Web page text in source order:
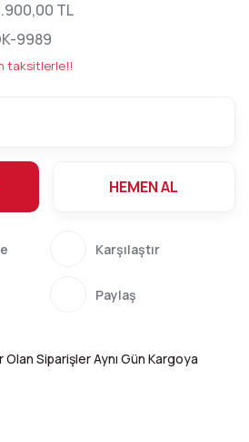
TL
9989
taksitlerle!!
HEMEN AL
Karşılaştır
Paylaş
Siparişler Aynı Gün Kargoya